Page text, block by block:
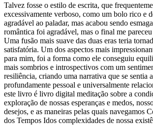
Talvez fosse o estilo de escrita, que
excessivamente verboso, como um bolo rico e
agradável ao paladar, mas acabou sendo
romântica foi agradável, mas o final me
Uma fusão mais suave das duas eras teria
satisfatória. Um dos aspectos mais
para mim, foi a forma como ele conseguiu
mais sombrios e introspectivos com um
resiliência, criando uma narrativa que se sentia
profundamente pessoal e universalmente
este livro é livro digital meditação sobre a
exploração de nossas esperanças e medos,
desejos, e as maneiras pelas quais navegamos
dos Tempos Idos complexidades de nossa